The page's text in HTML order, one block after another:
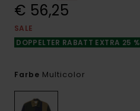
€ 56,25
SALE
DOPPELTER RABATT EXTRA 25 %
Farbe Multicolor